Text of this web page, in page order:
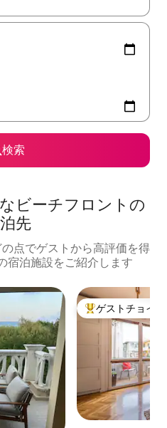
検索
ビーチフロントの
先
点でゲストから高評価を得
宿泊施設をご紹介します
大好評のゲスト
ゲストチョイス